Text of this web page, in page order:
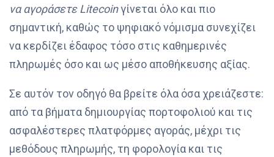
να αγοράσετε Litecoinγίνεται όλο και πιο
σημαντική, καθώς το ψηφιακό νόμισμα συνεχίζει
να κερδίζει έδαφος τόσο στις καθημερινές
πληρωμές όσο και ως μέσο αποθήκευσης αξίας.
Σε αυτόν τον οδηγό θα βρείτε όλα όσα χρειάζεστε:
από τα βήματα δημιουργίας πορτοφολιού και τις
ασφαλέστερες πλατφόρμες αγοράς, μέχρι τις
μεθόδους πληρωμής, τη φορολογία και τις